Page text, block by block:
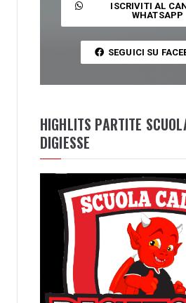
ISCRIVITI AL
WHATSAPP
SEGUICI SU
HIGHLITS PARTITE
DIGIESSE